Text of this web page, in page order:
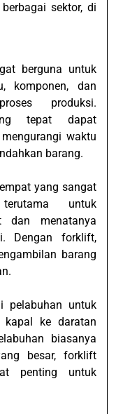
sektor, di
berguna untuk
komponen, dan
produksi.
tepat dapat
waktu
barang.
yang sangat
untuk
dan menatanya
Dengan forklift,
barang
pelabuhan untuk
kapal ke daratan
biasanya
besar, forklift
penting untuk